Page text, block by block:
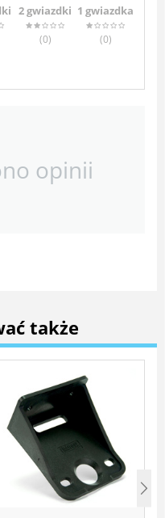
2 gwiazdki
(0)
1 gwiazdka
(0)
opinii
także